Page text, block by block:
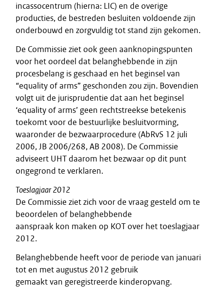
incassocentrum (hierna: LIC) en de overige
producties, de bestreden besluiten voldoende zijn
onderbouwd en zorgvuldig tot stand zijn gekomen.
De Commissie ziet ook geen aanknopingspunten
voor het oordeel dat belanghebbende in zijn
procesbelang is geschaad en het beginsel van
“equality of arms” geschonden zou zijn. Bovendien
volgt uit de jurisprudentie dat aan het beginsel
‘equality of arms’ geen rechtstreekse betekenis
toekomt voor de bestuurlijke besluitvorming,
waaronder de bezwaarprocedure (AbRvS 12 juli
2006, JB 2006/268, AB 2008). De Commissie
adviseert UHT daarom het bezwaar op dit punt
ongegrond te verklaren.
Toeslagjaar 2012
De Commissie ziet zich voor de vraag gesteld om te
beoordelen of belanghebbende
aanspraak kon maken op KOT over het toeslagjaar
2012.
Belanghebbende heeft voor de periode van januari
tot en met augustus 2012 gebruik
gemaakt van geregistreerde kinderopvang.